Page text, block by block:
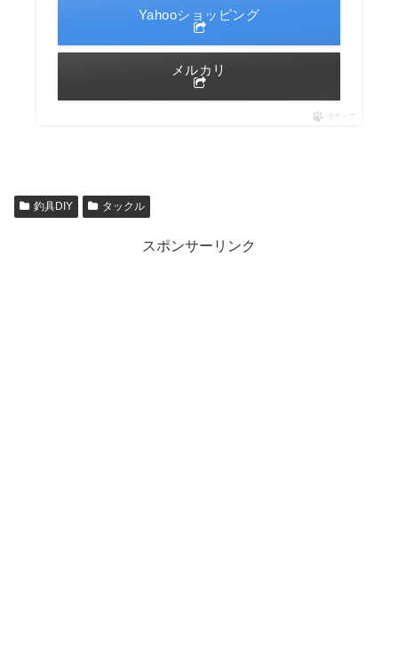
Yahooショッピング
メルカリ
ポチップ
釣具DIY タックル
スポンサーリンク